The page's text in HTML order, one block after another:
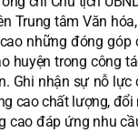
Trung tâm Văn
những đóng góp
huyện trong công
Ghi nhận sự nỗ lực
cao chất lượng, đổi
cao đáp ứng nhu